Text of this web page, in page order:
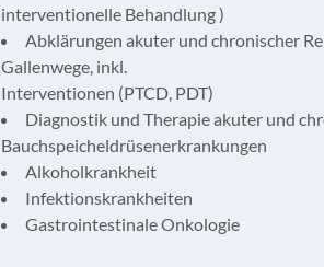
interventionelle Behandlung )
Abklärungen akuter und chronischer
Gallenwege, inkl.
Interventionen (PTCD, PDT)
Diagnostik und Therapie akuter und
Bauchspeicheldrüsenerkrankungen
Alkoholkrankheit
Infektionskrankheiten
Gastrointestinale Onkologie